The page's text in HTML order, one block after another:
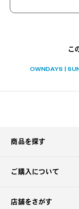
こ
OWNDAYS |
商品を探す
ご購入について
店舗をさがす